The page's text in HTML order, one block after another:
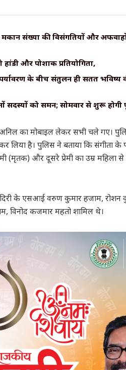
संख्या की विसंगतियों और
हांडी और पोशाक प्रतियोगिता,
के बीच संतुलन ही सतत भविष्य
सदस्यों को समन; सोमवार से शुरू
का मोबाइल लेकर सभी चले गए।
है। पुलिस ने बताया कि संगीता के
(मृतक) और दूसरे प्रेमी का उम्र महिला
के एसआई वरुण कुमार हजाम, रोशन
विनोद कजमार महतो शामिल थे।